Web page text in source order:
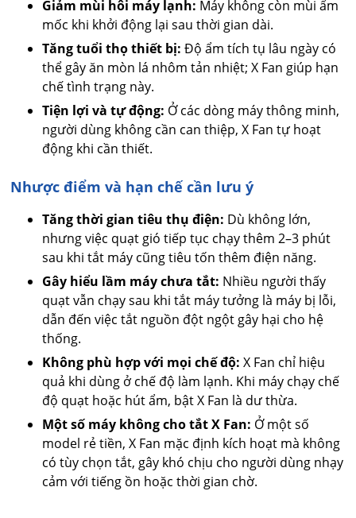
Giảm mùi hôi máy lạnh: Máy không còn mùi ẩm
mốc khi khởi động lại sau thời gian dài.
Tăng tuổi thọ thiết bị: Độ ẩm tích tụ lâu ngày có
thể gây ăn mòn lá nhôm tản nhiệt; X Fan giúp hạn
chế tình trạng này.
Tiện lợi và tự động: Ở các dòng máy thông minh,
người dùng không cần can thiệp, X Fan tự hoạt
động khi cần thiết.
Nhược điểm và hạn chế cần lưu ý
Tăng thời gian tiêu thụ điện: Dù không lớn,
nhưng việc quạt gió tiếp tục chạy thêm 2–3 phút
sau khi tắt máy cũng tiêu tốn thêm điện năng.
Gây hiểu lầm máy chưa tắt: Nhiều người thấy
quạt vẫn chạy sau khi tắt máy tưởng là máy bị lỗi,
dẫn đến việc tắt nguồn đột ngột gây hại cho hệ
thống.
Không phù hợp với mọi chế độ: X Fan chỉ hiệu
quả khi dùng ở chế độ làm lạnh. Khi máy chạy chế
độ quạt hoặc hút ẩm, bật X Fan là dư thừa.
Một số máy không cho tắt X Fan: Ở một số
model rẻ tiền, X Fan mặc định kích hoạt mà không
có tùy chọn tắt, gây khó chịu cho người dùng nhạy
cảm với tiếng ồn hoặc thời gian chờ.